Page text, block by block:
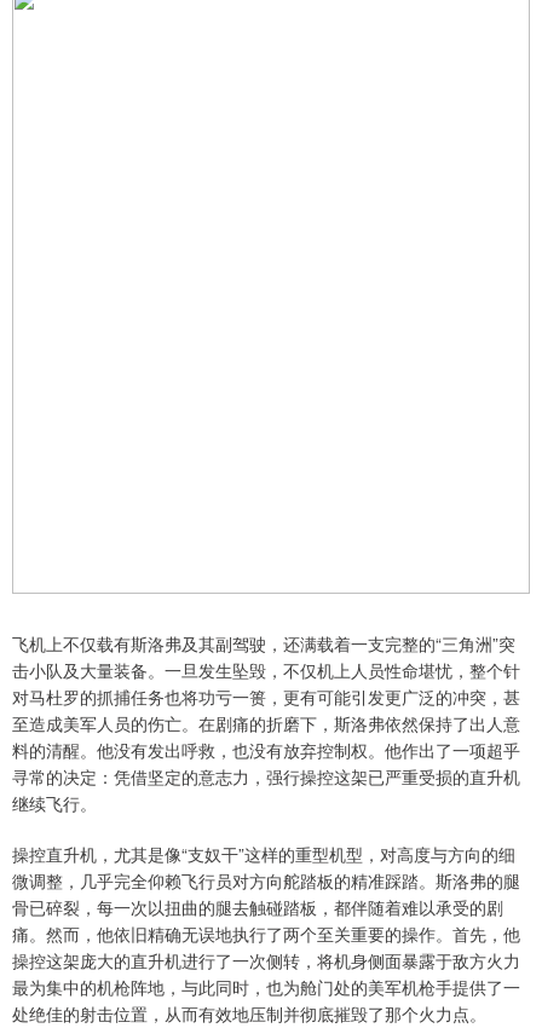
飞机上不仅载有斯洛弗及其副驾驶，还满载着一支完整的“三角洲”突
击小队及大量装备。一旦发生坠毁，不仅机上人员性命堪忧，整个针
对马杜罗的抓捕任务也将功亏一篑，更有可能引发更广泛的冲突，甚
至造成美军人员的伤亡。在剧痛的折磨下，斯洛弗依然保持了出人意
料的清醒。他没有发出呼救，也没有放弃控制权。他作出了一项超乎
寻常的决定：凭借坚定的意志力，强行操控这架已严重受损的直升机
继续飞行。
操控直升机，尤其是像“支奴干”这样的重型机型，对高度与方向的细
微调整，几乎完全仰赖飞行员对方向舵踏板的精准踩踏。斯洛弗的腿
骨已碎裂，每一次以扭曲的腿去触碰踏板，都伴随着难以承受的剧
痛。然而，他依旧精确无误地执行了两个至关重要的操作。首先，他
操控这架庞大的直升机进行了一次侧转，将机身侧面暴露于敌方火力
最为集中的机枪阵地，与此同时，也为舱门处的美军机枪手提供了一
处绝佳的射击位置，从而有效地压制并彻底摧毁了那个火力点。